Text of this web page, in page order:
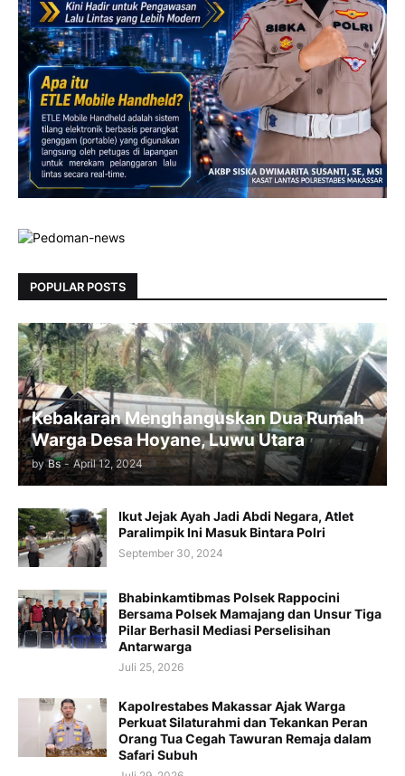
POPULAR POSTS
Kebakaran Menghanguskan Dua Rumah
Warga Desa Hoyane, Luwu Utara
by Bs - April 12, 2024
Ikut Jejak Ayah Jadi Abdi Negara, Atlet
Paralimpik Ini Masuk Bintara Polri
September 30, 2024
Bhabinkamtibmas Polsek Rappocini
Bersama Polsek Mamajang dan Unsur Tiga
Pilar Berhasil Mediasi Perselisihan
Antarwarga
Juli 25, 2026
Kapolrestabes Makassar Ajak Warga
Perkuat Silaturahmi dan Tekankan Peran
Orang Tua Cegah Tawuran Remaja dalam
Safari Subuh